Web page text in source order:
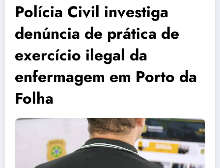
Polícia Civil investiga
denúncia de prática de
exercício ilegal da
enfermagem em Porto da
Folha